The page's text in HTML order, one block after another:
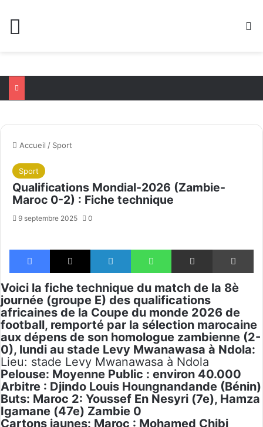
Accueil / Sport
Sport
Qualifications Mondial-2026 (Zambie-
Maroc 0-2) : Fiche technique
9 septembre 2025 0
Facebook X Linkedin WhatsApp Partager par email
Voici la fiche technique du match de la 8è
journée (groupe E) des qualifications
africaines de la Coupe du monde 2026 de
football, remporté par la sélection marocaine
aux dépens de son homologue zambienne (2-
0), lundi au stade Levy Mwanawasa à Ndola:
Lieu: stade Levy Mwanawasa à Ndola
Pelouse: Moyenne Public : environ 40.000
Arbitre : Djindo Louis Houngnandande (Bénin)
Buts: Maroc 2: Youssef En Nesyri (7e), Hamza
Igamane (47e) Zambie 0
Cartons jaunes: Maroc : Mohamed Chibi